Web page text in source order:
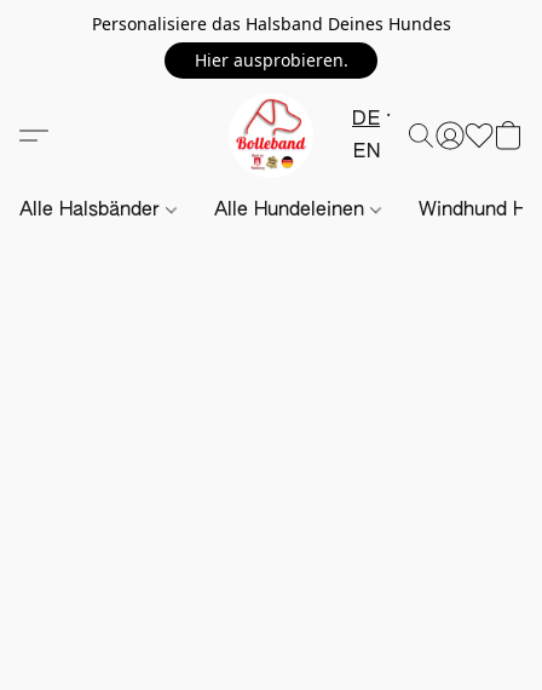
Personalisiere das Halsband Deines Hundes
Hier ausprobieren.
DE
EN
Alle Halsbänder Alle Hundeleinen Windhund